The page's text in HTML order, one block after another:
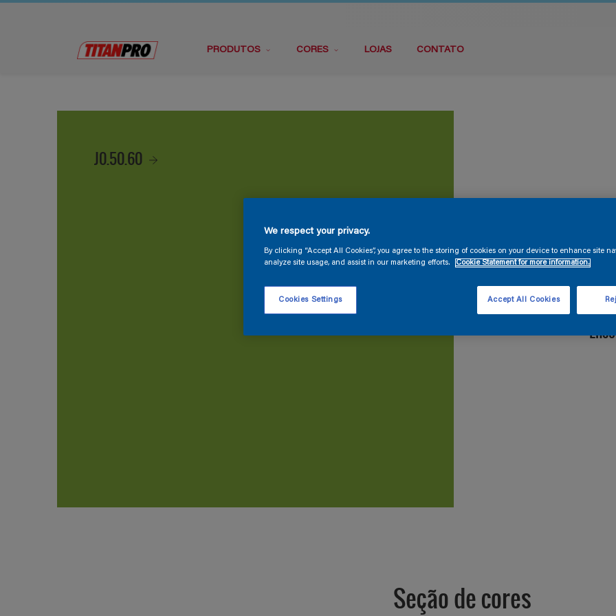
PRODUTOS CORES LOJAS CONTATO
J0.50.60
Seção de cores
We respect your privacy.
By clicking “Accept All Cookies”, you agree to the storing of cookies on your device to enhance site
analyze site usage, and assist in our marketing efforts.
Cookie Statement for more information.
Cookies Settings Accept All Cookies